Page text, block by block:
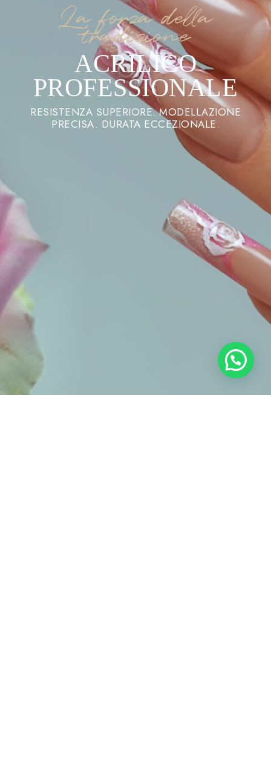
La forza della
tradizione
ACRILICO
PROFESSIONALE
RESISTENZA SUPERIORE. MODELLAZIONE
PRECISA. DURATA ECCEZIONALE.